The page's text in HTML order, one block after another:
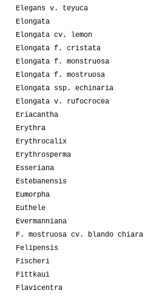
Elegans v. teyuca
Elongata
Elongata cv. lemon
Elongata f. cristata
Elongata f. monstruosa
Elongata f. mostruosa
Elongata ssp. echinaria
Elongata v. rufocrocea
Eriacantha
Erythra
Erythrocalix
Erythrosperma
Esseriana
Estebanensis
Eumorpha
Euthele
Evermanniana
F. mostruosa cv. blando chiara
Felipensis
Fischeri
Fittkaui
Flavicentra